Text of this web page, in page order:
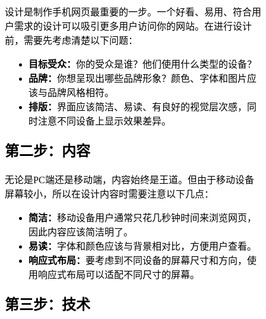
设计是制作手机网页最重要的一步。一个好看、易用、符合用
户需求的设计可以吸引更多用户访问你的网站。在进行设计
前，需要先考虑清楚以下问题：
目标受众： 你的受众是谁？他们使用什么类型的设备？
品牌： 你想呈现出哪些品牌形象？颜色、字体和图片应
该与品牌风格相符。
排版： 界面应该简洁、易读、有良好的视觉层次感，同
时注意不同设备上显示效果差异。
第二步：内容
无论是PC端还是移动端，内容始终是王道。但由于移动设备
屏幕较小，所以在设计内容时需要注意以下几点：
简洁： 移动设备用户通常只花几秒钟时间来浏览网页，
因此内容应该简洁明了。
易读： 字体和颜色应该与背景相对比，方便用户查看。
响应式布局： 要考虑到不同设备的屏幕尺寸和方向，使
用响应式布局可以适配不同尺寸的屏幕。
第三步：技术